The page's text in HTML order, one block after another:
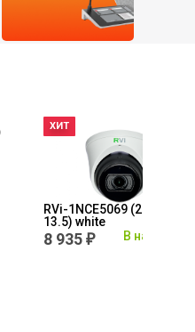
RVi-1NCE5069 (2.7-
13.5) white
8 935 ₽ В наличии